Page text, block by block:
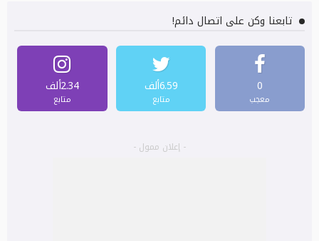
تابعنا وكن على اتصال دائم!
0
معجب
6.59ألف
متابع
2.34ألف
متابع
- إعلان ممول -